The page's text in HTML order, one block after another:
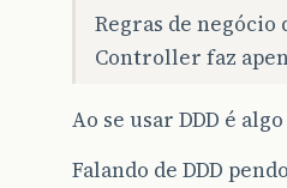
Regras de
Controller faz
Ao se usar DDD é
Falando de DDD